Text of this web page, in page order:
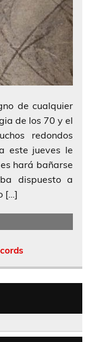
de cualquier
de los 70 y el
redondos
este jueves le
hará bañarse
dispuesto a
[…]